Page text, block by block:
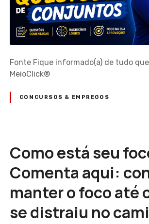
Fonte Fique informado(a) de tudo
MeioClick®
CONCURSOS & EMPREGOS
Como está seu
Comenta aqui:
manter o foco até
se distraiu no